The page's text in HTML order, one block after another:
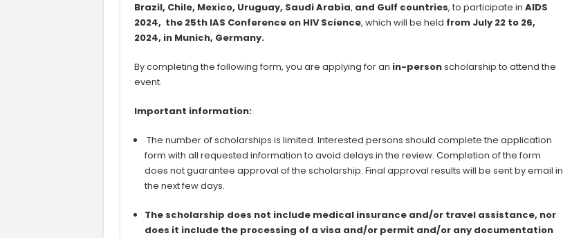
Brazil, Chile, Mexico, Uruguay, Saudi Arabia, and Gulf countries, to participate in AIDS
2024, the 25th IAS Conference on HIV Science, which will be held from July 22 to 26,
2024, in Munich, Germany.
By completing the following form, you are applying for an in-personscholarship to attend the
event.
Important information:
The number of scholarships is limited. Interested persons should complete the application
form with all requested information to avoid delays in the review. Completion of the form
does not guarantee approval of the scholarship. Final approval results will be sent by email in
the next few days.
The scholarship does not include medical insurance and/or travel assistance, nor
does it include the processing of a visa and/or permit and/or any documentation